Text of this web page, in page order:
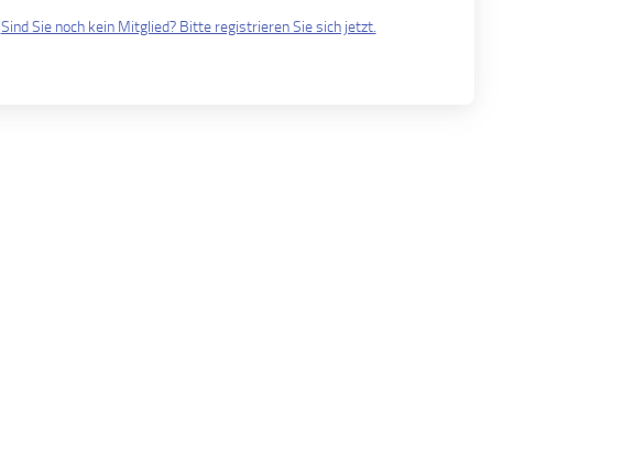
Sind Sie noch kein Mitglied? Bitte registrieren Sie sich jetzt.